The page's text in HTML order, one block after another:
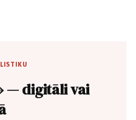
— digitāli vai